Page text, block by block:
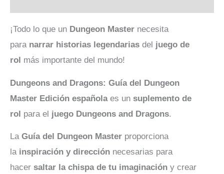
¡Todo lo que un Dungeon Master necesita
para narrar historias legendarias del juego de
rol más importante del mundo!
Dungeons and Dragons: Guía del Dungeon
Master Edición españolaes un suplemento de
rol para el juego Dungeons and Dragons.
La Guía del Dungeon Master proporciona
lainspiración y dirección necesarias para
hacer saltar la chispa de tu imaginación y crear